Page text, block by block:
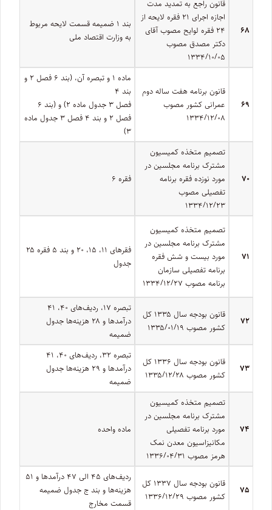
۶۸
قانون راجع به تمدید مدت
اجازه اجرای ۲۱ فقره لایحه از
۲۴ فقره لوایح مصوب آقای
دکتر مصدق مصوب
۱۳۳۴/۱۰/۰۵
بند ۱ ضمیمه قسمت لایحه مربوط
به وزارت اقتصاد ملی
۶۹
قانون برنامه هفت ساله دوم
عمرانی کشور مصوب
۱۳۳۴/۱۲/۰۸
ماده ۱ و تبصره آن، (بند ۶ فصل ۲ و
بند ۴
فصل ۳ جدول ماده ۲) و (بند ۶
فصل ۲ و بند ۴ فصل ۳ جدول ماده
۳)
۷۰
تصمیم متخذه کمیسیون
مشترک برنامه مجلسین در
مورد نوزده فقره برنامه
تفصیلی مصوب
۱۳۳۴/۱۲/۲۳
فقره ۶
۷۱
تصمیم متخذه کمیسیون
مشترک برنامه مجلسین در
مورد بیست و شش فقره
برنامه تفصیلی سازمان
برنامه مصوب ۱۳۳۴/۱۲/۲۷
فقرهای ۱۱‌، ۱۵، ۲۰ و بند ۵ فقره ۲۵
جدول
۷۲
قانون بودجه سال ۱۳۳۵ کل
کشور مصوب ۱۳۳۵/۰۱/۱۹
تبصره ۱۷، ردیف­‌های ۴۰، ۴۱
درآمدها و ۲۸ هزینه‏‌ها جدول
ضمیمه
۷۳
قانون بودجه سال ۱۳۳۶ کل
کشور مصوب ۱۳۳۵/۱۲/۲۸
تبصره ۳۲، ردیف­‌های ۴۰، ۴۱
درآمدها و ۲۹ هزینه‏‌ها جدول
ضمیمه
۷۴
تصمیم متخذه کمیسیون
مشترک برنامه مجلسین در
مورد برنامه تفصیلی
مکانیزاسیون معدن نمک
هرمز مصوب ۱۳۳۶/۰۴/۳۱
ماده واحده
۷۵
قانون بودجه سال ۱۳۳۷ کل
کشور مصوب ۱۳۳۶/۱۲/۲۹
ردیف­‌های ۴۵ الی ۴۷ درآمدها و ۵۱
هزینه‏‌ها و بند ج جدول ضمیمه
قسمت مخارج